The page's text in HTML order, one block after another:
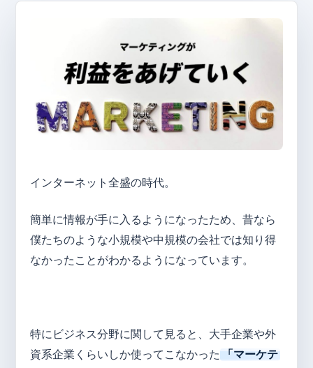
インターネット全盛の時代。
簡単に情報が手に入るようになったため、昔なら
僕たちのような小規模や中規模の会社では知り得
なかったことがわかるようになっています。
特にビジネス分野に関して見ると、大手企業や外
資系企業くらいしか使ってこなかった
「マーケテ